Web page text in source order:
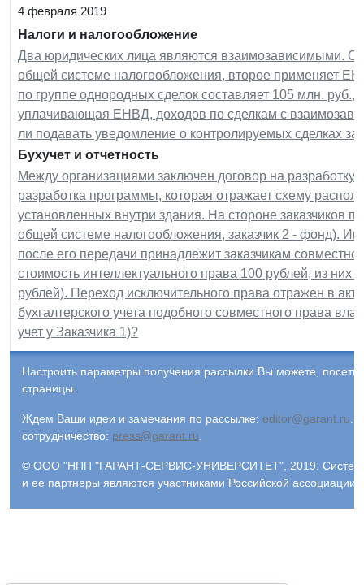
4 февраля 2019
Налоги и налогообложение
Два юридических лица являются взаимозависимыми.
общей системе налогообложения, второе применяет
по группе однородных сделок составляет 105 млн.
уплачивающая ЕНВД, доходов по сделкам с
ли подавать уведомление о контролируемых сделках
Бухучет и отчетность
Между организациями заключен договор на
разработка программы, которая отражает схему
установленных внутри здания. На стороне заказчиков
общей системе налогообложения, заказчик 2 - фонд).
после его передачи принадлежит заказчикам
стоимость интеллектуального права 100 рублей, из них
рублей). Переход исключительного права отражен в
бухгалтерского учета подобного совместного права
учет у Заказчика 1)?
Настроить параметры получения рассылки Вы можете,
страницы.
Ждем Ваши идеи и замечания по рассылке: editor@garant.ru
сотрудничество: press@garant.ru
© ООО "НПП "ГАРАНТ-СЕРВИС-УНИВЕРСИТЕТ", 2019. Система
и ее партнеры являются участниками Российской